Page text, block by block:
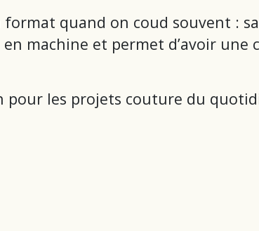
format quand on coud souvent :
machine et permet d’avoir
pour les projets couture du